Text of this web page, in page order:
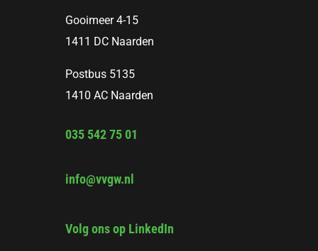
Gooimeer 4-15
1411 DC Naarden
Postbus 5135
1410 AC Naarden
035 542 75 01
info@vvgw.nl
Volg ons op LinkedIn